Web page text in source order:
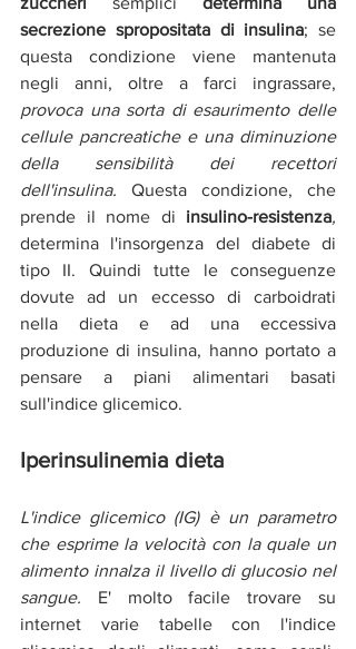
secrezione spropositata di insulina; se
questa condizione viene mantenuta
negli anni, oltre a farci ingrassare,
provoca una sorta di esaurimento delle
cellule pancreatiche e una diminuzione
della sensibilità dei recettori
dell'insulina. Questa condizione, che
prende il nome di insulino-resistenza
determina l'insorgenza del diabete di
tipo II. Quindi tutte le conseguenze
dovute ad un eccesso di carboidrati
nella dieta
e ad una eccessiva
produzione di insulina, hanno portato a
pensare a piani alimentari basati
sull'indice glicemico.
Iperinsulinemia dieta
L'indice glicemico (IG) è un parametro
che esprime la velocità con la quale un
alimento innalza il livello di glucosio nel
sangue. E' molto facile trovare su
internet varie tabelle con l'indice